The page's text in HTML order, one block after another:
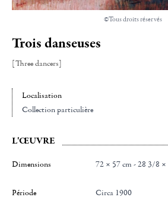
©Tous droits réservés
Trois danseuses
[Three dancers]
Localisation
Collection particulière
L'ŒUVRE
Dimensions 72 × 57 cm - 28 3/8
Période Circa 1900